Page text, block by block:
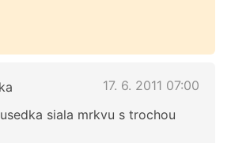
17. 6. 2011 07:00
siala mrkvu s trochou